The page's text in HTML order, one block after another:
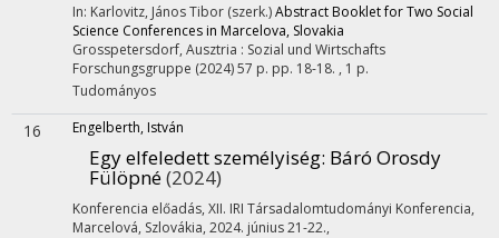
In: Karlovitz, János Tibor (szerk.)Abstract Booklet for Two Social
Science Conferences in Marcelova, Slovakia
Grosspetersdorf, Ausztria : Sozial und Wirtschafts
Forschungsgruppe (2024)57 p. pp. 18-18. , 1 p.
Tudományos
16 Engelberth, István
Egy elfeledett személyiség: Báró Orosdy
Fülöpné(2024)
Konferencia előadás, XII. IRI Társadalomtudományi Konferencia,
Marcelová, Szlovákia, 2024. június 21-22.,